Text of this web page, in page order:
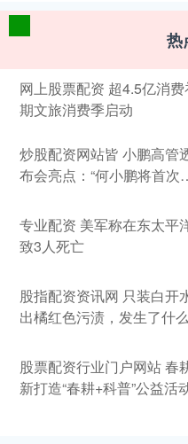
热
网上股票配资 超4.5亿消
期文旅消费季启动
炒股配资网站皆 小鹏高管
布会亮点：“何小鹏将首次
专业配资 美军称在东太平
致3人死亡
股指配资资讯网 只装白开
出橘红色污渍，发生了什
股票配资行业门户网站 春
新打造“春耕+科普”公益活